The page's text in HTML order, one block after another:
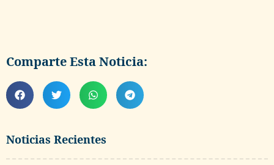
Noticias Recientes
Comparte Esta Noticia: